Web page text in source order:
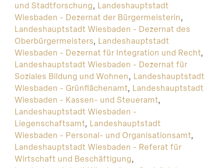
und Stadtforschung, Landeshauptstadt
Wiesbaden - Dezernat der Bürgermeisterin,
Landeshauptstadt Wiesbaden - Dezernat des
Oberbürgermeisters, Landeshauptstadt
Wiesbaden - Dezernat für Integration und Recht,
Landeshauptstadt Wiesbaden - Dezernat für
Soziales Bildung und Wohnen, Landeshauptstadt
Wiesbaden - Grünflächenamt, Landeshauptstadt
Wiesbaden - Kassen- und Steueramt,
Landeshauptstadt Wiesbaden -
Liegenschaftsamt, Landeshauptstadt
Wiesbaden - Personal- und Organisationsamt,
Landeshauptstadt Wiesbaden - Referat für
Wirtschaft und Beschäftigung,